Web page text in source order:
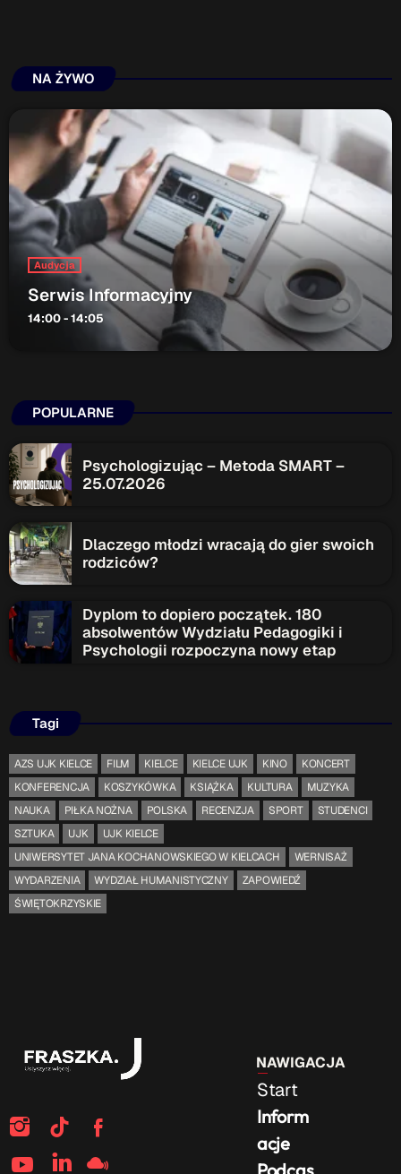
NA ŻYWO
Audycja
Serwis Informacyjny
14:00 - 14:05
POPULARNE
Psychologizując – Metoda SMART –
25.07.2026
Dlaczego młodzi wracają do gier swoich
rodziców?
Dyplom to dopiero początek. 180
absolwentów Wydziału Pedagogiki i
Psychologii rozpoczyna nowy etap
Tagi
AZS UJK KIELCE FILM KIELCE KIELCE UJK KINO
KONCERT
KONFERENCJA
KOSZYKÓWKA KSIĄŻKA KULTURA
MUZYKA
NAUKA
PIŁKA NOŻNA POLSKA RECENZJA SPORT
STUDENCI
SZTUKA
UJK
UJK KIELCE
UNIWERSYTET JANA KOCHANOWSKIEGO W KIELCACH
WERNISAŻ
WYDARZENIA
WYDZIAŁ HUMANISTYCZNY
ZAPOWIEDŹ
ŚWIĘTOKRZYSKIE
Start
Inform
acje
NAWIGACJA